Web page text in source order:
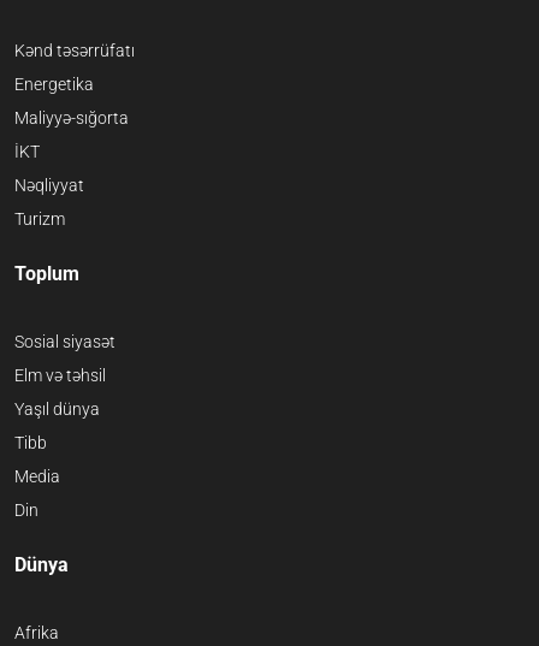
Kənd təsərrüfatı
Energetika
Maliyyə-sığorta
İKT
Nəqliyyat
Turizm
Toplum
Sosial siyasət
Elm və təhsil
Yaşıl dünya
Tibb
Media
Din
Dünya
Afrika